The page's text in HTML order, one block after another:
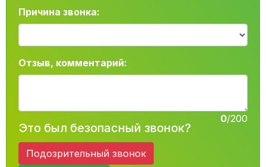
Причина звонка:
Отзыв, комментарий:
0/200
Это был безопасный звонок?
Подозрительный звонок